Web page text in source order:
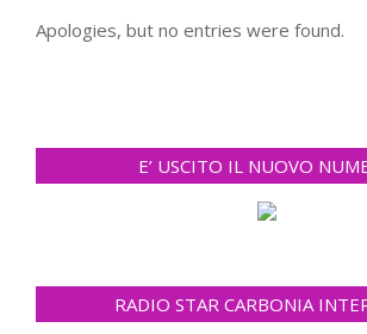
Apologies, but no entries were found.
E’ USCITO IL NUOVO
RADIO STAR CARBONIA